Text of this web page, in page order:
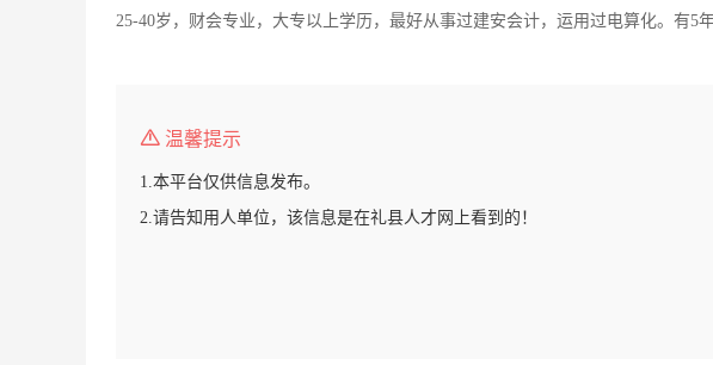
25-40岁，财会专业，大专以上学历，最好从事过建安会计，运用过电算化。有5
温馨提示
1.本平台仅供信息发布。
2.请告知用人单位，该信息是在礼县人才网上看到的！